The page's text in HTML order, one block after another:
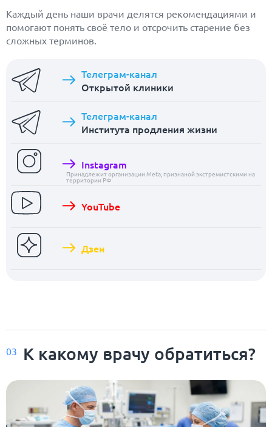
Каждый день наши врачи делятся рекомендациями и
помогают понять своё тело и отсрочить старение без
сложных терминов.
Телеграм-канал
Открытой клиники
Телеграм-канал
Института продления жизни
Instagram
Принадлежит организации Meta, признаной экстремистскими на
территории РФ
YouTube
Дзен
03 К какому врачу обратиться?